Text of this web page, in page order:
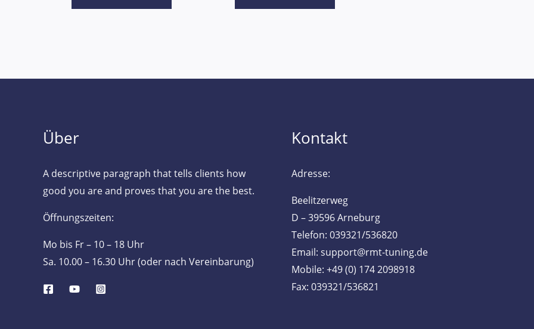
Über
A descriptive paragraph that tells clients how
good you are and proves that you are the best.
Öffnungszeiten:
Mo bis Fr – 10 – 18 Uhr
Sa. 10.00 – 16.30 Uhr (oder nach Vereinbarung)
Kontakt
Adresse:
Beelitzerweg
D – 39596 Arneburg
Telefon: 039321/536820
Email: support@rmt-tuning.de
Mobile: +49 (0) 174 2098918
Fax: 039321/536821